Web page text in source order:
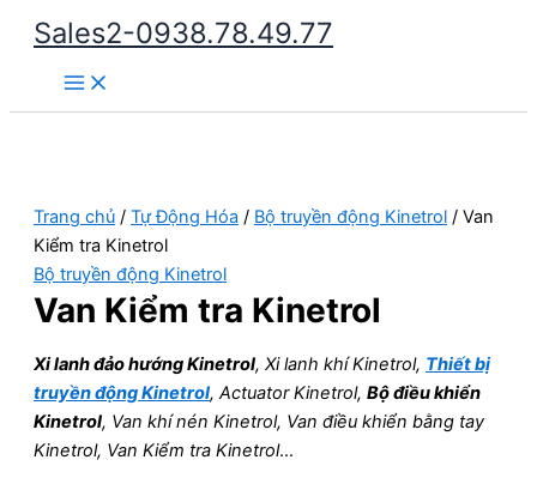
Nhảy
dung
Sales2-0938.78.49.77
Main
Menu
Trang chủ / Tự Động Hóa / Bộ truyền động Kinetrol / Van
Kiểm tra Kinetrol
Bộ truyền động Kinetrol
Van Kiểm tra Kinetrol
Xi lanh đảo hướng Kinetrol, Xi lanh khí Kinetrol, Thiết bị
truyền động Kinetrol, Actuator Kinetrol, Bộ điều khiển
Kinetrol, Van khí nén Kinetrol, Van điều khiển bằng tay
Kinetrol, Van Kiểm tra Kinetrol…